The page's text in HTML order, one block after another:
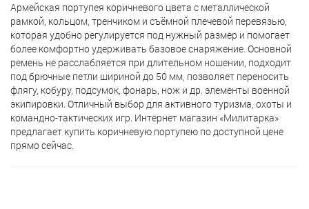
Армейская портупея коричневого цвета с металлической
рамкой, кольцом, тренчиком и съёмной плечевой перевязью,
которая удобно регулируется под нужный размер и помогает
более комфортно удерживать базовое снаряжение. Основной
ремень не расслабляется при длительном ношении, подходит
под брючные петли шириной до 50 мм, позволяет переносить
флягу, кобуру, подсумок, фонарь, нож и др. элементы военной
экипировки. Отличный выбор для активного туризма, охоты и
командно-тактических игр. Интернет магазин «Милитарка»
предлагает кyпить коричневую портупею по доступной цене
прямо сейчас.